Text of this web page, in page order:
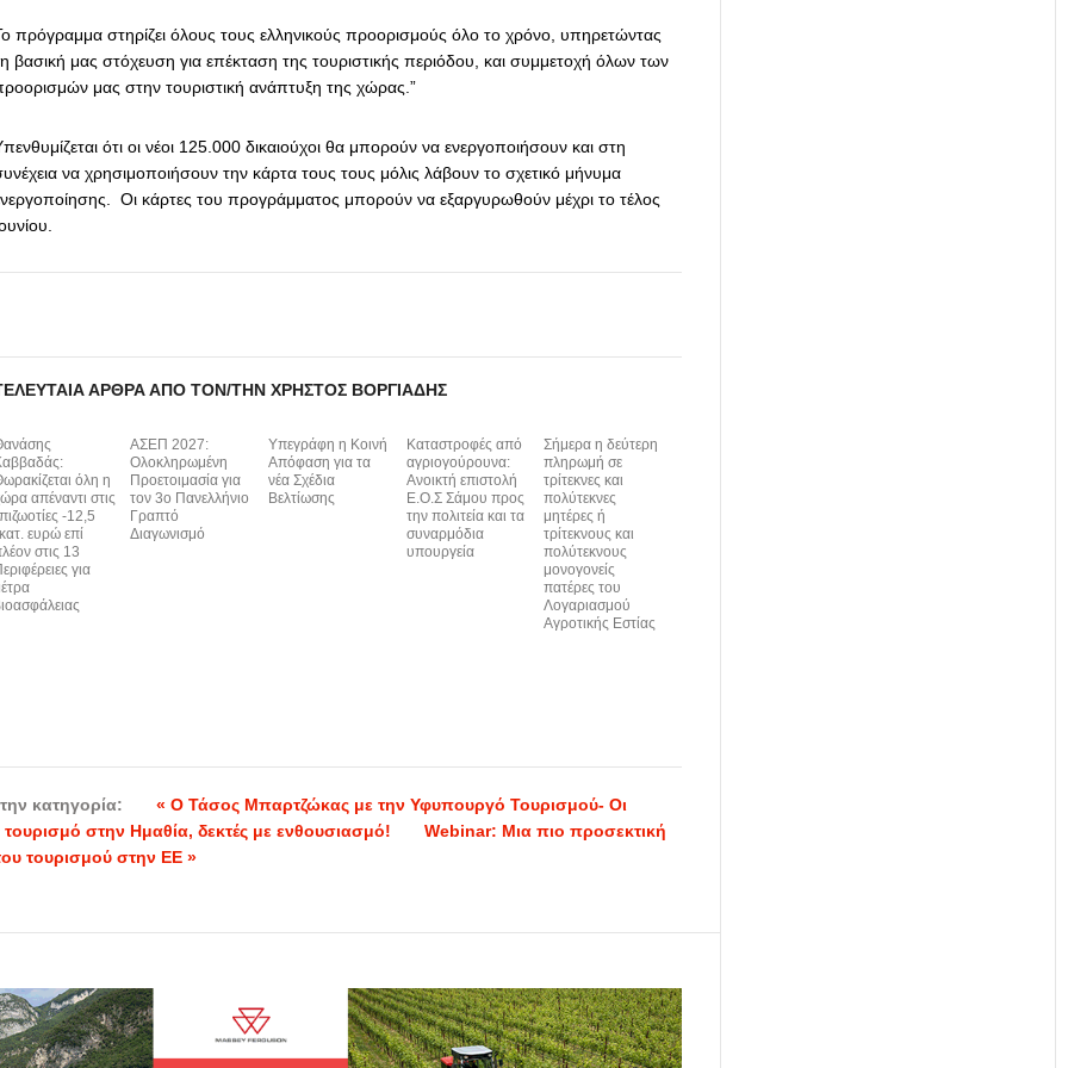
πρόγραμμα στηρίζει όλους τους ελληνικούς προορισμούς όλο το χρόνο, υπηρετώντας
βασική μας στόχευση για επέκταση της τουριστικής περιόδου, και συμμετοχή όλων των
μας στην τουριστική ανάπτυξη της χώρας.”
ότι οι νέοι 125.000 δικαιούχοι θα μπορούν να ενεργοποιήσουν και στη
να χρησιμοποιήσουν την κάρτα τους τους μόλις λάβουν το σχετικό μήνυμα
Οι κάρτες του προγράμματος μπορούν να εξαργυρωθούν μέχρι το τέλος
ΆΡΘΡΑ ΑΠΌ ΤΟΝ/ΤΗΝ ΧΡΉΣΤΟΣ ΒΟΡΓΙΆΔΗΣ
όλη η
απέναντι στις
-12,5
ευρώ επί
στις 13
για
ΑΣΕΠ 2027:
Ολοκληρωμένη
Προετοιμασία για
τον 3ο Πανελλήνιο
Γραπτό
Διαγωνισμό
Υπεγράφη η Κοινή
Απόφαση για τα
νέα Σχέδια
Βελτίωσης
Καταστροφές από
αγριογούρουνα:
Ανοικτή επιστολή
Ε.Ο.Σ Σάμου προς
την πολιτεία και τα
συναρμόδια
υπουργεία
Σήμερα η δεύτερη
πληρωμή σε
τρίτεκνες και
πολύτεκνες
μητέρες ή
τρίτεκνους και
πολύτεκνους
μονογονείς
πατέρες του
Λογαριασμού
Αγροτικής Εστίας
κατηγορία:
« Ο Τάσος Μπαρτζώκας με την Υφυπουργό Τουρισμού- Οι
τουρισμό στην Ημαθία, δεκτές με ενθουσιασμό!
Webinar: Mια πιο προσεκτική
τουρισμού στην ΕΕ »